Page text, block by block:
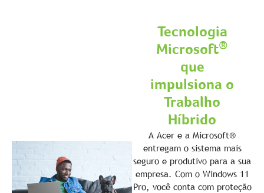
Tecnologia
Microsoft®
que
impulsiona o
Trabalho
Híbrido
A Acer e a Microsoft®
entregam o sistema mais
seguro e produtivo para a sua
empresa. Com o Windows 11
Pro, você conta com proteção